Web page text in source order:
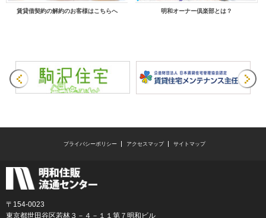
賃貸借契約の解約のお客様はこちらへ 明和オーナー倶楽部とは？
プライバシーポリシー アクセスマップ サイトマップ
〒154-0023
東京都世田谷区若林３－４－１１第７明和ビル